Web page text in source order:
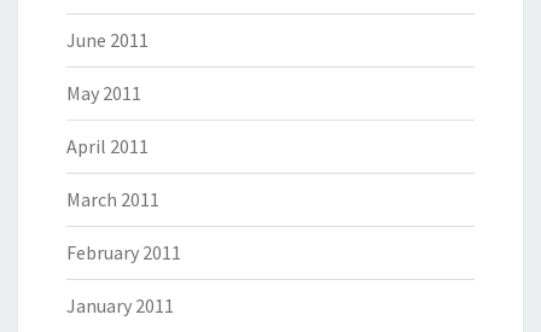
June 2011
May 2011
April 2011
March 2011
February 2011
January 2011